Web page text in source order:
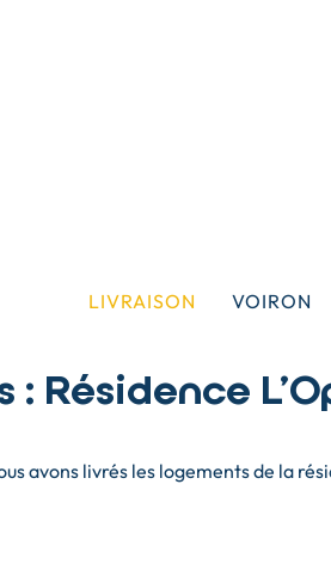
LIVRAISON VOIRON
: Résidence
avons livrés les logements de la